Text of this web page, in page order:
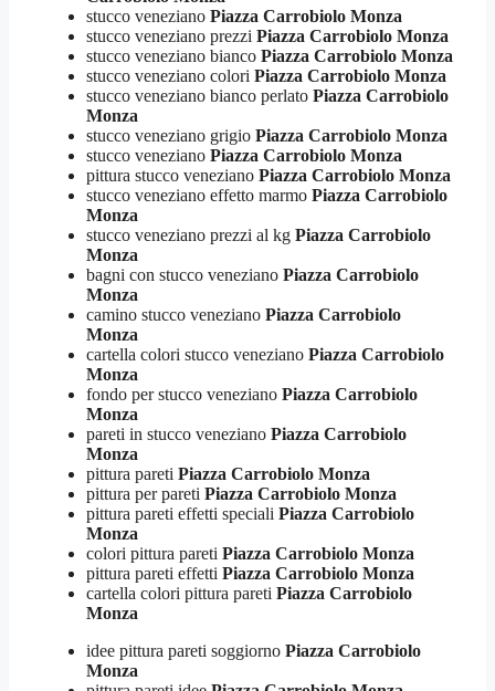
stucco veneziano Piazza Carrobiolo Monza
stucco veneziano prezzi Piazza Carrobiolo Monza
stucco veneziano bianco Piazza Carrobiolo Monza
stucco veneziano colori Piazza Carrobiolo Monza
stucco veneziano bianco perlato Piazza Carrobiolo
Monza
stucco veneziano grigio Piazza Carrobiolo Monza
stucco veneziano Piazza Carrobiolo Monza
pittura stucco veneziano Piazza Carrobiolo Monza
stucco veneziano effetto marmo Piazza Carrobiolo
Monza
stucco veneziano prezzi al kg Piazza Carrobiolo
Monza
bagni con stucco veneziano Piazza Carrobiolo
Monza
camino stucco veneziano Piazza Carrobiolo
Monza
cartella colori stucco veneziano Piazza Carrobiolo
Monza
fondo per stucco veneziano Piazza Carrobiolo
Monza
pareti in stucco veneziano Piazza Carrobiolo
Monza
pittura pareti Piazza Carrobiolo Monza
pittura per pareti Piazza Carrobiolo Monza
pittura pareti effetti speciali Piazza Carrobiolo
Monza
colori pittura pareti Piazza Carrobiolo Monza
pittura pareti effetti Piazza Carrobiolo Monza
cartella colori pittura pareti Piazza Carrobiolo
Monza
idee pittura pareti soggiorno Piazza Carrobiolo
Monza